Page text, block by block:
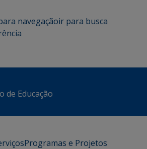
navegaçãoir para busca
de Educação
Programas e Projetos